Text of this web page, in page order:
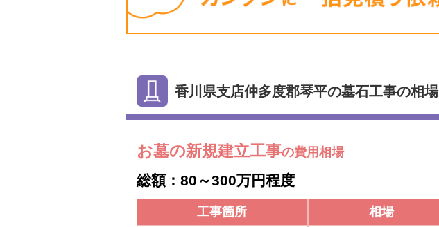
香川県支店仲多度郡琴平の墓石工事の相場
お墓の新規建立工事の費用相場
総額：80～300万円程度
工事箇所
相場